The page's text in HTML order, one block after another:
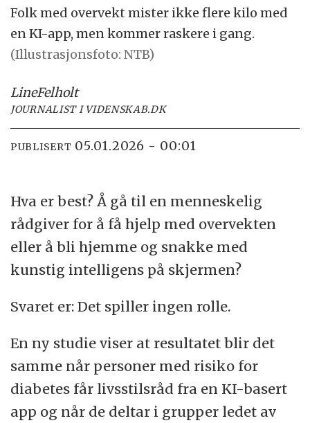
Folk med overvekt mister ikke flere kilo med
en KI-app, men kommer raskere i gang.
(Illustrasjonsfoto: NTB)
LineFelholt
JOURNALIST I VIDENSKAB.DK
PUBLISERT 05.01.2026 - 00:01
Hva er best? Å gå til en menneskelig
rådgiver for å få hjelp med overvekten
eller å bli hjemme og snakke med
kunstig intelligens på skjermen?
Svaret er: Det spiller ingen rolle.
En ny studie viser at resultatet blir det
samme når personer med risiko for
diabetes får livsstilsråd fra en KI-basert
app og når de deltar i grupper ledet av